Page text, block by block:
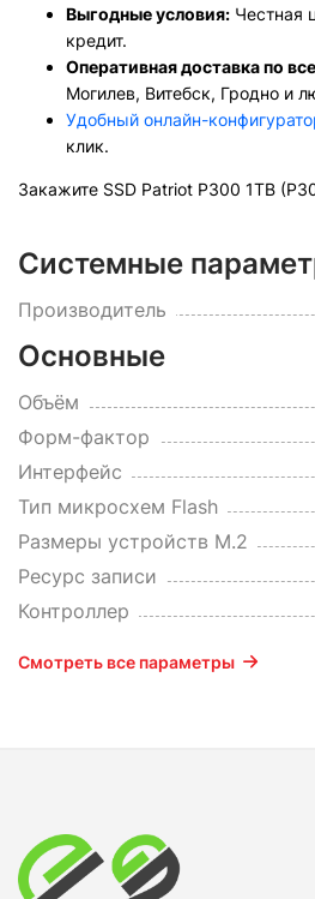
Выгодные условия: Честная
кредит.
Оперативная доставка по
Могилев, Витебск, Гродно и
Удобный онлайн-
клик.
Закажите SSD Patriot P300 1TB
Системные
Производитель
Основные
Объём
Форм-фактор
Интерфейс
Тип микросхем Flash
Размеры устройств M.2
Ресурс записи
Контроллер
Смотреть все параметры